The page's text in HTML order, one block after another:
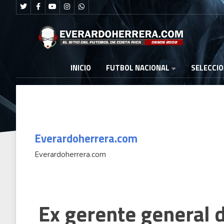
INICIO FUTBOL NACIONAL
100% de su recaudación a la
Everardoherrera.com
Everardoherrera.com
Ex gerente general